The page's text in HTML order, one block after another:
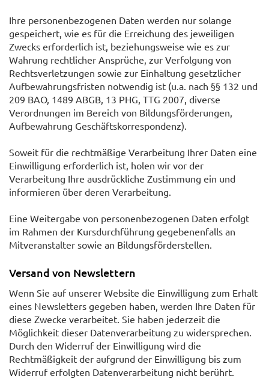
Ihre personenbezogenen Daten werden nur solange
gespeichert, wie es für die Erreichung des jeweiligen
Zwecks erforderlich ist, beziehungsweise wie es zur
Wahrung rechtlicher Ansprüche, zur Verfolgung von
Rechtsverletzungen sowie zur Einhaltung gesetzlicher
Aufbewahrungsfristen notwendig ist (u.a. nach §§ 132 und
209 BAO, 1489 ABGB, 13 PHG, TTG 2007, diverse
Verordnungen im Bereich von Bildungsförderungen,
Aufbewahrung Geschäftskorrespondenz).
Soweit für die rechtmäßige Verarbeitung Ihrer Daten eine
Einwilligung erforderlich ist, holen wir vor der
Verarbeitung Ihre ausdrückliche Zustimmung ein und
informieren über deren Verarbeitung.
Eine Weitergabe von personenbezogenen Daten erfolgt
im Rahmen der Kursdurchführung gegebenenfalls an
Mitveranstalter sowie an Bildungsförderstellen.
Versand von Newslettern
Wenn Sie auf unserer Website die Einwilligung zum Erhalt
eines Newsletters gegeben haben, werden Ihre Daten für
diese Zwecke verarbeitet. Sie haben jederzeit die
Möglichkeit dieser Datenverarbeitung zu widersprechen.
Durch den Widerruf der Einwilligung wird die
Rechtmäßigkeit der aufgrund der Einwilligung bis zum
Widerruf erfolgten Datenverarbeitung nicht berührt.